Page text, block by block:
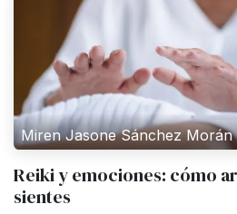
Miren Jasone Sánchez Morán
Reiki y emociones: cómo
sientes